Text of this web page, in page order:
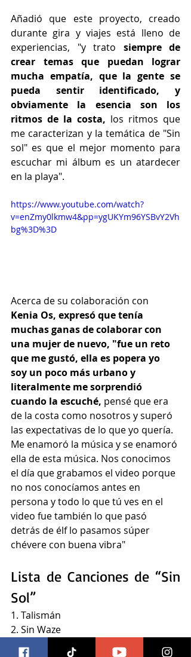
Añadió que este proyecto, creado
durante gira y viajes está lleno de
experiencias, "y trato siempre de
crear temas que puedan lograr
mucha empatía, que la gente se
pueda sentir identificado, y
obviamente la esencia son los
ritmos de la costa, los ritmos que
me caracterizan y la temática de "Sin
sol" es que el mejor momento para
escuchar mi álbum es un atardecer
en la playa".
https://www.youtube.com/watch?
v=enZmy0lkmw4&pp=ygUKYm96YSBvY2Vh
bg%3D%3D
Acerca de su colaboración con
Kenia Os, expresó que tenía
muchas ganas de colaborar con
una mujer de nuevo, "fue un reto
que me gustó, ella es popera yo
soy un poco más urbano y
literalmente me sorprendió
cuando la escuché, pensé que era
de la costa como nosotros y superó
las expectativas de lo que yo quería.
Me enamoró la música y se enamoró
ella de esta música. Nos conocimos
el día que grabamos el video porque
no nos conocíamos antes en
persona y todo lo que tú ves en el
video fue también lo que pasó
detrás de élf lo pasamos súper
chévere con buena vibra"
Lista de Canciones de “Sin
Sol”
1. Talismán
2. Sin Waze
3. Pa’ Que Tu Me Vea